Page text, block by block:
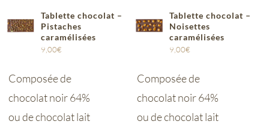
Tablette chocolat –
Pistaches
caramélisées
9,00€
Composée de
chocolat noir 64%
ou de chocolat lait
Tablette chocolat –
Noisettes
caramélisées
9,00€
Composée de
chocolat noir 64%
ou de chocolat lait